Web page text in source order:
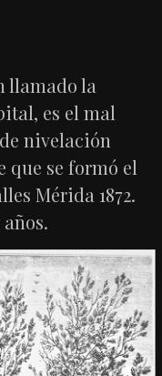
llamado la
es el mal
nivelación
que se formó el
Mérida 1872.